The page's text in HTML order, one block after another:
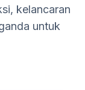
kelancaran
untuk